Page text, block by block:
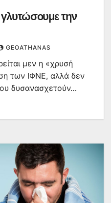
την
GEOATHANAS
μεν η «χρυσή
των ΙΦΝΕ, αλλά δεν
δυσανασχετούν…